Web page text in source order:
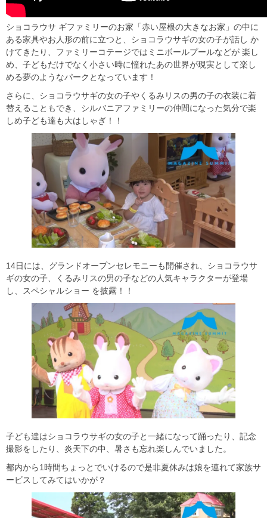
ショコラウサ ギファミリーのお家「赤い屋根の大きなお家」の中に
ある家具やお人形の前に立つと、ショコラウサギの女の子が話し か
けてきたり、ファミリーコテージではミニボールプールなどが 楽し
め、子どもだけでなく小さい時に憧れたあの世界が現実として楽し
める夢のようなパークとなっています！
さらに、ショコラウサギの女の子やくるみリスの男の子の衣装に着
替えることもでき、シルバニアファミリーの仲間になった気分で楽
しめ子ども達も大はしゃぎ！！
14日には、グランドオープンセレモニーも開催され、ショコラウサ
ギの女の子、くるみリスの男の子などの人気キャラクターが登場
し、スペシャルショー を披露！！
子ども達はショコラウサギの女の子と一緒になって踊ったり、記念
撮影をしたり、炎天下の中、暑さも忘れ楽しんでいました。
都内から1時間ちょっとでいけるので是非夏休みは娘を連れて家族サ
ービスしてみてはいかが？